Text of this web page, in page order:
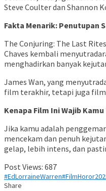
Steve Coulter dan Shannon
Fakta Menarik: Penutupan
The Conjuring: The Last
Chaves kembali
menghadirkan banyak
James Wan, yang
film terakhir, tetapi juga film
Kenapa Film Ini Wajib
Jika kamu adalah
mencekam dan penuh
gelap, lebih intens, dan
Post Views: 687
#EdLorraineWarren
Share